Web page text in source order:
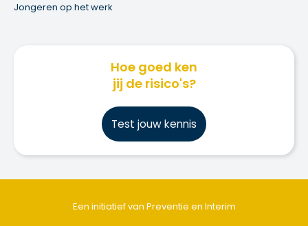
Jongeren op het werk
Hoe goed ken
jij de risico's?
Test jouw kennis
Een initiatief van Preventie en Interim